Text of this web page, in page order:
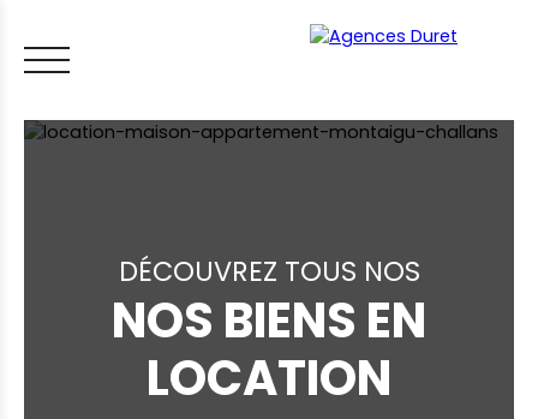
ACHETER VENDRE LOUER FAIRE GÉRER
DÉCOUVREZ TOUS NOS
NOS BIENS EN
LOCATION